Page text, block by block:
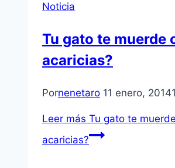
Noticia
Tu gato te muerde
acaricias?
Pornenetaro 11 enero, 2014
Leer más Tu gato te
acaricias?